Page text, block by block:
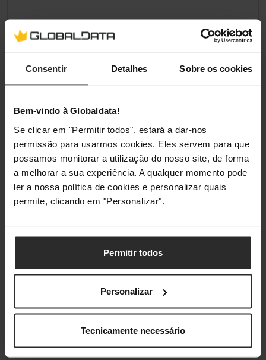
Consentir Detalhes Sobre os cookies
Bem-vindo à Globaldata!
Se clicar em "Permitir todos", estará a dar-nos
permissão para usarmos cookies. Eles servem para que
possamos monitorar a utilização do nosso site, de forma
a melhorar a sua experiência. A qualquer momento pode
ler a nossa política de cookies e personalizar quais
permite, clicando em "Personalizar".
Permitir todos
Personalizar
Tecnicamente necessário